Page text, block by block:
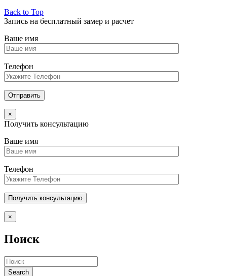
Back to Top
Запись на бесплатный замер и расчет
Ваше имя
Телефон
×
Получить консультацию
Ваше имя
Телефон
×
Поиск